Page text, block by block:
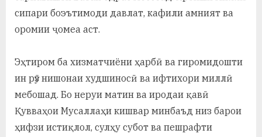
сипари боэътимоди давлат, кафили амният ва
оромии ҷомеа аст.
Эҳтиром ба хизматчиёни ҳарбӣ ва гиромидошти
ин рӯз нишонаи худшиносӣ ва ифтихори миллӣ
мебошад. Бо неруи матин ва иродаи қавӣ
Қувваҳои Мусаллаҳи кишвар минбаъд низ барои
ҳифзи истиқлол, сулҳу субот ва пешрафти